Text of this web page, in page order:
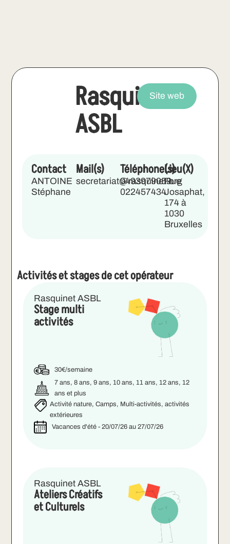
Rasquinet
ASBL
Site web
Contact
ANTOINE
Stéphane
Mail(s)
secretariat@rasquinet.org
Téléphone(s)
0493979059
022457434
Lieu(X)
Rue
Josaphat,
174 à
1030
Bruxelles
Activités et stages de cet opérateur
Rasquinet ASBL
Stage multi
activités
30€/semaine
7 ans, 8 ans, 9 ans, 10 ans, 11 ans, 12 ans, 12
ans et plus
Activité nature, Camps, Multi-activités, activités
extérieures
Vacances d'été - 20/07/26 au 27/07/26
Rasquinet ASBL
Ateliers Créatifs
et Culturels